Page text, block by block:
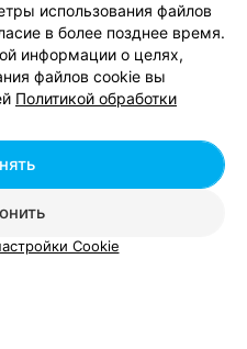
компанию
специалиста
использования файлов
в более позднее время.
информации о целях,
файлов cookie вы
Политикой обработки
Cookie